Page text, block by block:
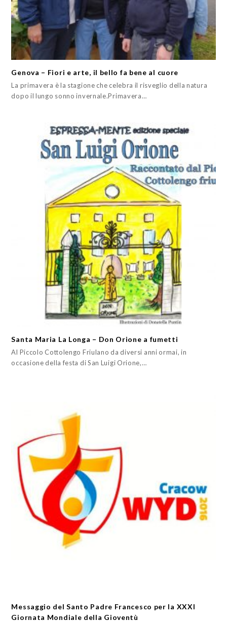
Genova – Fiori e arte, il bello fa bene al cuore
La primavera è la stagione che celebra il risveglio della natura
dopo il lungo sonno invernale.Primavera…
Santa Maria La Longa – Don Orione a fumetti
Al Piccolo Cottolengo Friulano da diversi anni ormai, in
occasione della festa di San Luigi Orione,…
Messaggio del Santo Padre Francesco per la XXXI
Giornata Mondiale della Gioventù